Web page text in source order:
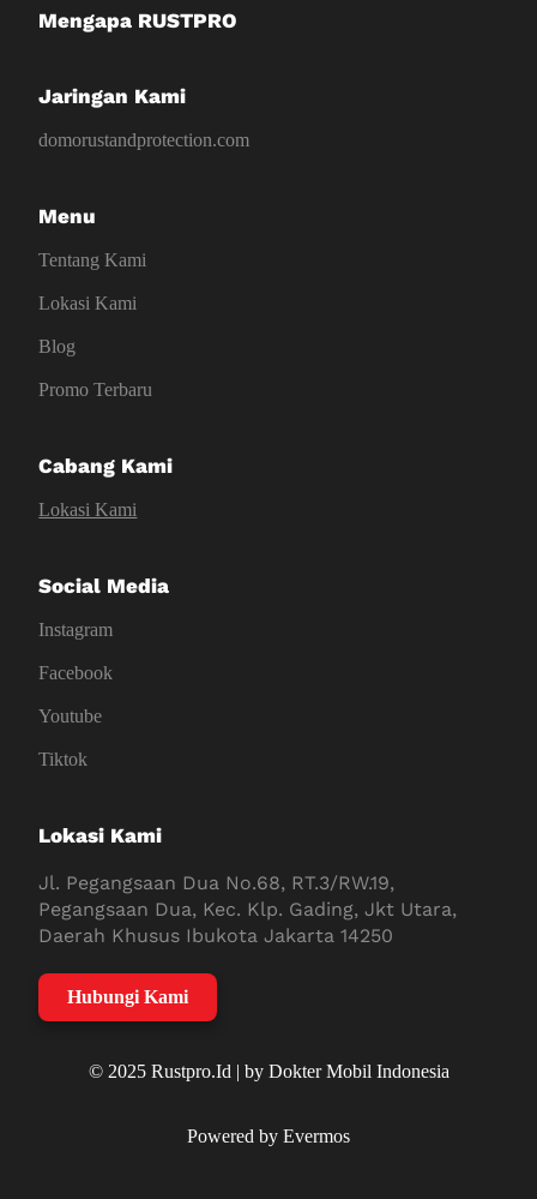
Mengapa RUSTPRO
Jaringan Kami
domorustandprotection.com
Menu
Tentang Kami
Lokasi Kami
Blog
Promo Terbaru
Cabang Kami
Lokasi Kami
Social Media
Instagram
Facebook
Youtube
Tiktok
Lokasi Kami
Jl. Pegangsaan Dua No.68, RT.3/RW.19,
Pegangsaan Dua, Kec. Klp. Gading, Jkt Utara,
Daerah Khusus Ibukota Jakarta 14250
Hubungi Kami
© 2025 Rustpro.Id | by Dokter Mobil Indonesia
Powered by Evermos